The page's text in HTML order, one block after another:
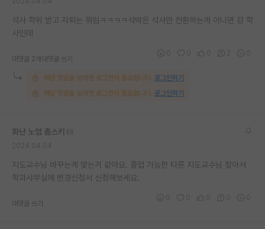
커리어
반도체 아카데미
석사 학위 받고 자퇴는 뭐임ㅋㅋㅋㅋ석박은 석사만 전환하는게 아니면 걍 학
사인데
대댓글 2개 대댓글 쓰기
해당 댓글을 보려면 로그인이 필요합니다. 로그인하기
해당 댓글을 보려면 로그인이 필요합니다. 로그인하기
화난 노엄 촘스키
지도교수님 바꾸는게 맞는거 같아요. 졸업 가능한 타른 지도교수님 찾아서
학과사무실에 변경신청서 신청해보세요.
대댓글 쓰기